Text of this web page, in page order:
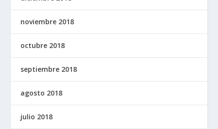
noviembre 2018
octubre 2018
septiembre 2018
agosto 2018
julio 2018